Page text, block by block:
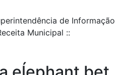
de Informação
Municipal ::